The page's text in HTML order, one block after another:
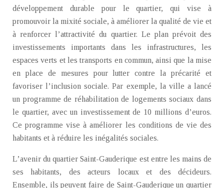
développement durable pour le quartier, qui vise à
promouvoir la mixité sociale, à améliorer la qualité de vie et
à renforcer l’attractivité du quartier. Le plan prévoit des
investissements importants dans les infrastructures, les
espaces verts et les transports en commun, ainsi que la mise
en place de mesures pour lutter contre la précarité et
favoriser l’inclusion sociale. Par exemple, la ville a lancé
un programme de réhabilitation de logements sociaux dans
le quartier, avec un investissement de 10 millions d’euros.
Ce programme vise à améliorer les conditions de vie des
habitants et à réduire les inégalités sociales.
L’avenir du quartier Saint-Gauderique est entre les mains de
ses habitants, des acteurs locaux et des décideurs.
Ensemble, ils peuvent faire de Saint-Gauderique un quartier